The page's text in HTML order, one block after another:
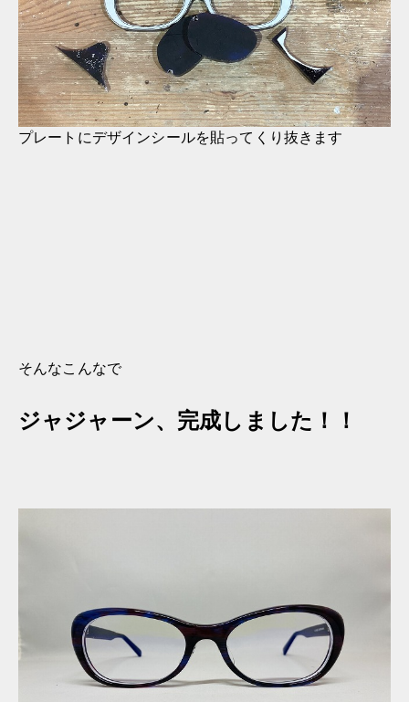
プレートにデザインシールを貼ってくり抜きます
そんなこんなで
ジャジャーン、完成しました！！